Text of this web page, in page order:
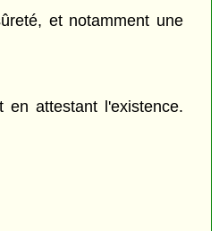
et notamment une
attestant l'existence.